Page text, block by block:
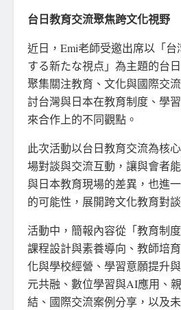
台日教育交流聚焦跨文化視野
近日，Emi老師受邀出席以「
する新たな視点」為主題的台
聚集關注教育、文化與國際交
討台灣與日本在教育制度、學
來合作上的不同觀點。
此次活動以台日教育交流為核
場對談與交流互動，讓與會者
與日本教育現場的差異，也進
的可能性，展開跨文化教育對談
活動中，簡報內容從「教育制
課程設計與素養導向、教師培
化與學校經營、學習意願提升
元共融、數位學習與AI應用、
結、國際交流案例分享，以及